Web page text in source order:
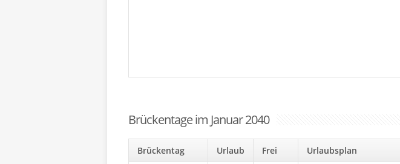
Brückentage im Januar 2040
Brückentag Urlaub Frei Urlaubsplan